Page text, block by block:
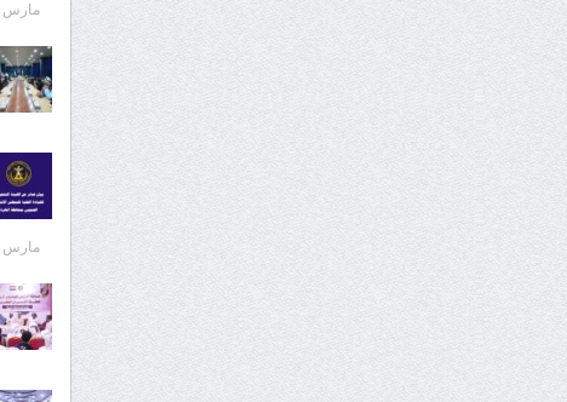
مارس 9, 2026
مارس 7, 2026